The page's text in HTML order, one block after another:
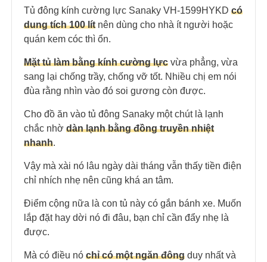
Tủ đông kính cường lực Sanaky VH-1599HYKD có
dung tích 100 lít nên dùng cho nhà ít người hoặc
quán kem cóc thì ổn.
Mặt tủ làm bằng kính cường lực vừa phẳng, vừa
sang lại chống trầy, chống vỡ tốt. Nhiều chị em nói
đùa rằng nhìn vào đó soi gương còn được.
Cho đồ ăn vào tủ đông Sanaky một chút là lạnh
chắc nhờ dàn lạnh bằng đồng truyền nhiệt
nhanh.
Vậy mà xài nó lâu ngày dài tháng vẫn thấy tiền điện
chỉ nhích nhẹ nên cũng khá an tâm.
Điểm cộng nữa là con tủ này có gắn bánh xe. Muốn
lắp đặt hay dời nó đi đâu, bạn chỉ cần đẩy nhẹ là
được.
Mà có điều nó chỉ có một ngăn đông duy nhất và